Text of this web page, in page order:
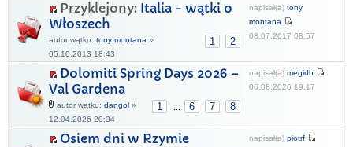
Przyklejony: Italia - wątki o
Włoszech
1 2
autor wątku: tony montana »
05.10.2013 18:43
napisał(a) tony
montana
08.07.2017 08:57
Dolomiti Spring Days 2026 –
Val Gardena
1 6 7 8
autor wątku: dangol »
12.04.2026 20:34
napisał(a) megidh
06.08.2026 19:17
Osiem dni w Rzymie napisał(a) piotrf